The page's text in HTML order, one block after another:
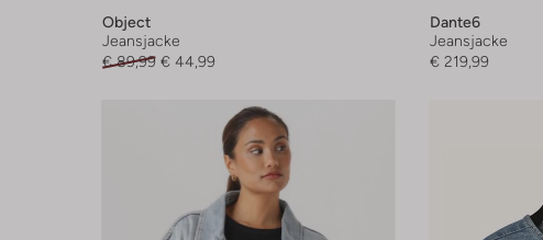
Object
Jeansjacke
€ 89,99 € 44,99
Dante6
Jeansjacke
€ 219,99